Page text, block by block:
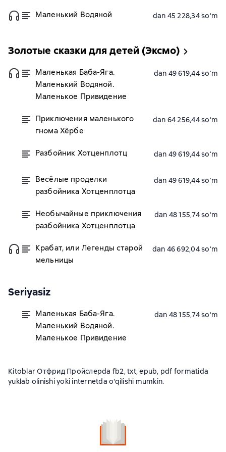
Маленький Водяной dan 45 228,34 soʻm
Золотые сказки для детей (Эксмо)
Маленькая Баба-Яга.
Маленький Водяной.
Маленькое Привидение
dan 49 619,44 soʻm
Приключения маленького
гнома Хёрбе
dan 64 256,44 soʻm
Разбойник Хотценплотц dan 49 619,44 soʻm
Весёлые проделки
разбойника Хотценплотца
dan 49 619,44 soʻm
Необычайные приключения
разбойника Хотценплотца
dan 48 155,74 soʻm
Крабат, или Легенды старой
мельницы
dan 46 692,04 soʻm
Seriyasiz
Маленькая Баба-Яга.
Маленький Водяной.
Маленькое Привидение
dan 48 155,74 soʻm
Kitoblar Отфрид Пройслерda fb2, txt, epub, pdf formatida
yuklab olinishi yoki internetda o'qilishi mumkin.